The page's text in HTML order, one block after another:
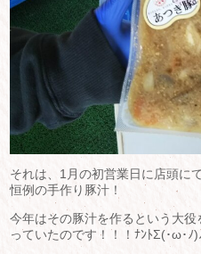
それは、1月の初営業日に店頭に
恒例の手作り豚汁！
今年はその豚汁を作るという大
っていたのです！！！ﾅﾝﾄΣ(･ω･ﾉ)